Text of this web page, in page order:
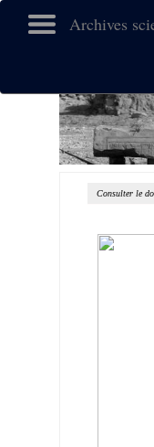
Archives
Consulter le